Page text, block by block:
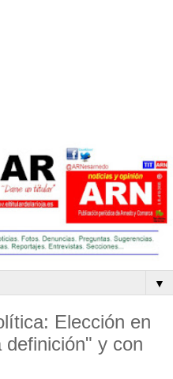
▼
Elección en
y con